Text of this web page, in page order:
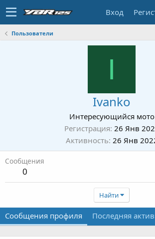
Вход
Пользователи
I
Ivanko
Интересующийся мото
Регистрация 26 Янв
Активность 26 Янв
Сообщения
0
Найти
Сообщения профиля Последняя